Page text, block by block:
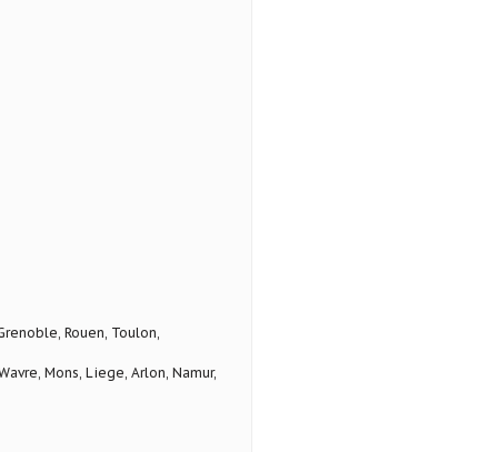
Rouen, Toulon,
Mons, Liege, Arlon, Namur,